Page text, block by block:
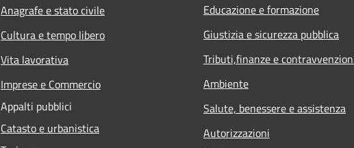
Anagrafe e stato civile
Cultura e tempo libero
Vita lavorativa
Imprese e Commercio
Appalti pubblici
Catasto e urbanistica
Educazione e formazione
Giustizia e sicurezza pubblica
Tributi,finanze e
Ambiente
Salute, benessere e assistenza
Autorizzazioni